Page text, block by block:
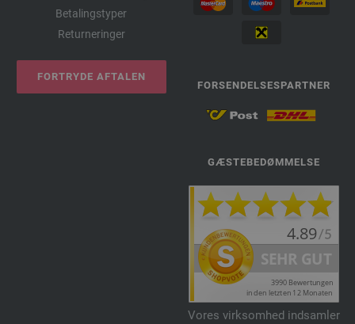
Betalingstyper
Returneringer
FORTRYDE AFTALEN
FORSENDELSESPARTNER
GÆSTEBEDØMMELSE
Vores virksomhed indsamler